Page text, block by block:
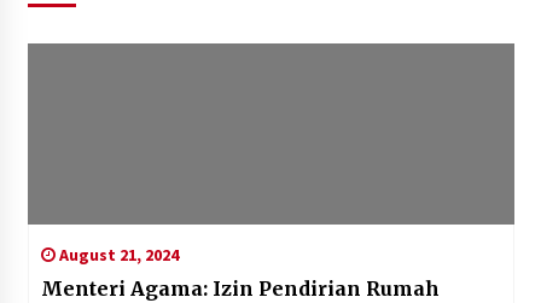
August 21, 2024
Menteri Agama: Izin Pendirian Rumah